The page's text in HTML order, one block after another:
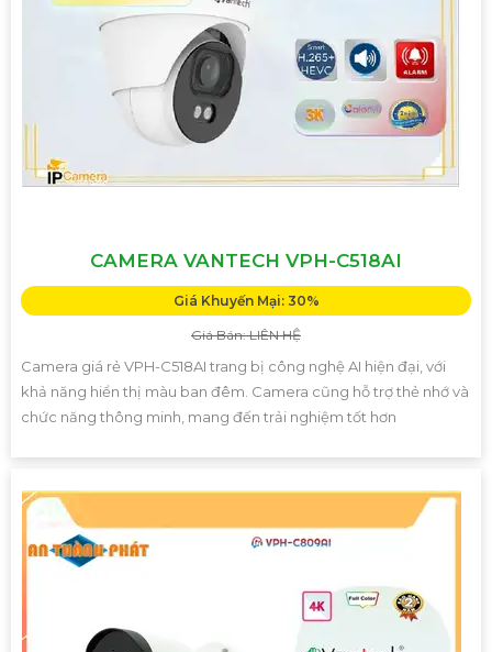
CAMERA VANTECH VPH-C518AI
Giá Khuyến Mại: 30%
Giá Bán: LIÊN HỆ
Camera giá rẻ VPH-C518AI trang bị công nghệ AI hiện đại, với
khả năng hiển thị màu ban đêm. Camera cũng hỗ trợ thẻ nhớ và
chức năng thông minh, mang đến trải nghiệm tốt hơn